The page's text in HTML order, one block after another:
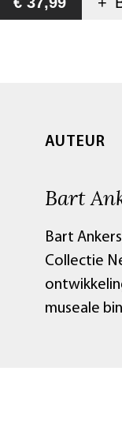
AUTEUR
Bart
Bart
Collectie
museale